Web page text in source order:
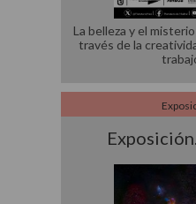
La belleza y el
través de la